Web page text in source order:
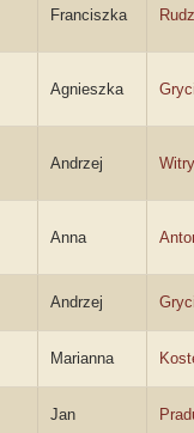
Franciszka
Agnieszka
Andrzej
Anna
Andrzej
Marianna
Jan